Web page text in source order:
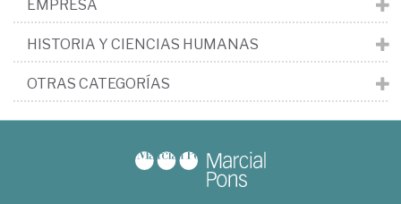
EMPRESA
HISTORIA Y CIENCIAS HUMANAS
OTRAS CATEGORÍAS